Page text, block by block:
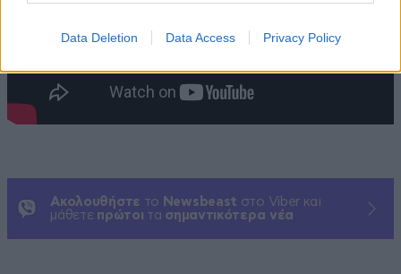
Data Deletion Data Access Privacy Policy
Ακολουθήστε το Newsbeast στο Viber και
μάθετε πρώτοι τα σημαντικότερα νέα